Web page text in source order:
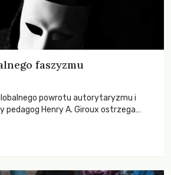
faszyzmu
powrotu autorytaryzmu i
pedagog Henry A. Giroux ostrzega
obywateli?